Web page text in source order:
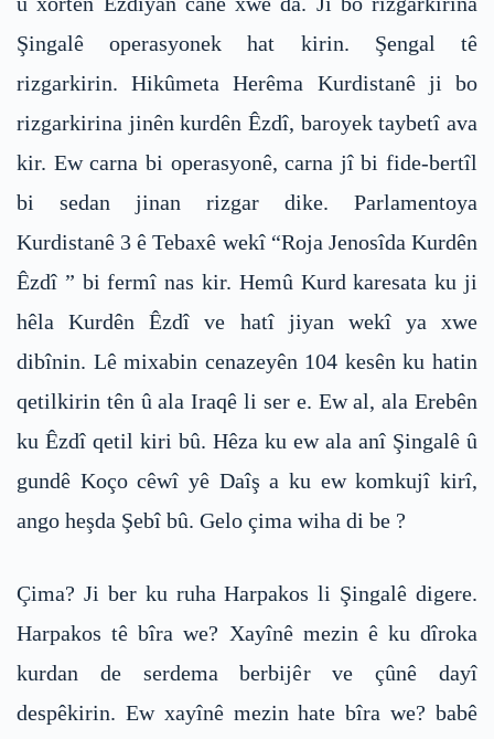
Şingalê operasyonek hat kirin. Şengal tê
rizgarkirin. Hikûmeta Herêma Kurdistanê ji bo
rizgarkirina jinên kurdên Êzdî, baroyek taybetî ava
kir. Ew carna bi operasyonê, carna jî bi fide-bertîl
bi sedan jinan rizgar dike. Parlamentoya
Kurdistanê 3 ê Tebaxê wekî “Roja Jenosîda Kurdên
Êzdî ” bi fermî nas kir. Hemû Kurd karesata ku ji
hêla Kurdên Êzdî ve hatî jiyan wekî ya xwe
dibînin. Lê mixabin cenazeyên 104 kesên ku hatin
qetilkirin tên û ala Iraqê li ser e. Ew al, ala Erebên
ku Êzdî qetil kiri bû. Hêza ku ew ala anî Şingalê û
gundê Koço cêwî yê Daîş a ku ew komkujî kirî,
ango heşda Şebî bû. Gelo çima wiha di be ?
Çima? Ji ber ku ruha Harpakos li Şingalê digere.
Harpakos tê bîra we? Xayînê mezin ê ku dîroka
kurdan de serdema berbijêr ve çûnê dayî
despêkirin. Ew xayînê mezin hate bîra we? babê